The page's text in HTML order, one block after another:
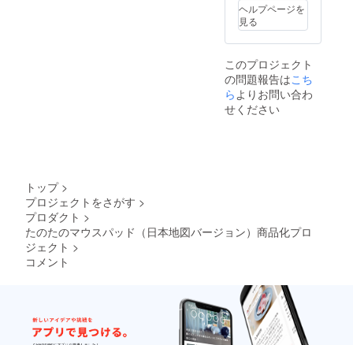
ヘルプページを
見る
このプロジェクト
の問題報告はこち
ら よりお問い合わ
せください
トップ >
プロジェクトをさがす >
プロダクト >
たのたのマウスパッド（日本地図バージョン）商品化プロ
ジェクト >
コメント